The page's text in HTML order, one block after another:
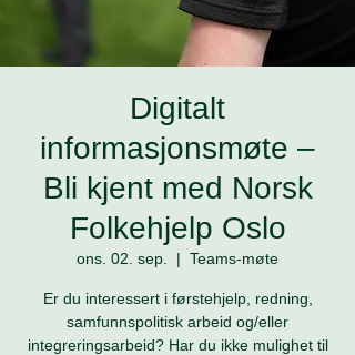
Digitalt
informasjonsmøte –
Bli kjent med Norsk
Folkehjelp Oslo
ons. 02. sep.
  |
Teams-møte
Er du interessert i førstehjelp, redning,
samfunnspolitisk arbeid og/eller
integreringsarbeid? Har du ikke mulighet til